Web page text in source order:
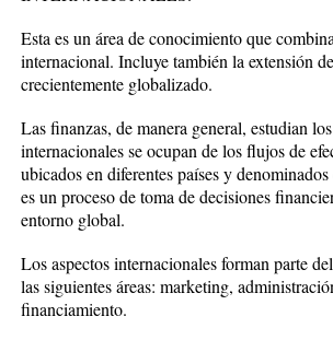
Esta es un área de conocimiento que
internacional. Incluye también la extensión
crecientemente globalizado.
Las finanzas, de manera general, estudian
internacionales se ocupan de los flujos de
ubicados en diferentes países y
es un proceso de toma de decisiones
entorno global.
Los aspectos internacionales forman parte
las siguientes áreas: marketing,
financiamiento.